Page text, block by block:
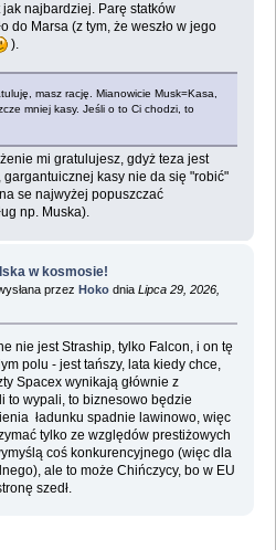
najbardziej. Parę statków
do Marsa (z tym, że weszło w jego
).
masz rację. Mianowicie Musk=Kasa,
mniej kasy. Jeśli o to Ci chodzi, to
mi gratulujesz, gdyż teza jest
kasy nie da się "robić"
se najwyżej popuszczać
np. Muska).
w kosmosie!
przezHoko dnia Lipca 29, 2026,
nie jest Straship, tylko Falcon, i on tę
polu - jest tańszy, lata kiedy chce,
Spacex wynikają głównie z
to wypali, to biznesowo będzie
ładunku spadnie lawinowo, więc
tylko ze względów prestiżowych
coś konkurencyjnego (więc dla
ale to może Chińczycy, bo w EU
szedł.